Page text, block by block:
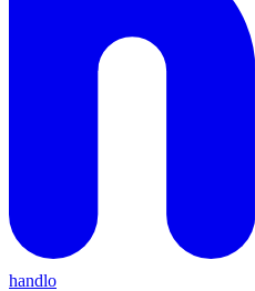
handlo